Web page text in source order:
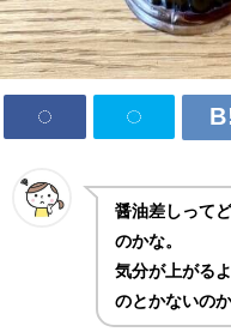
醤油差しって
のかな。
気分が上がる
のとかないのか